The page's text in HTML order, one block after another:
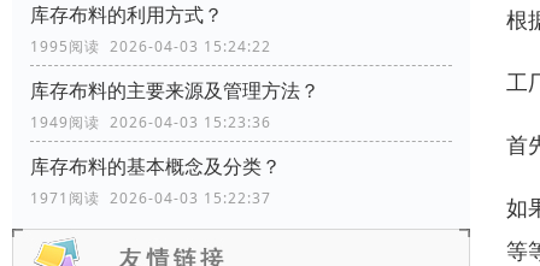
库存布料的利用方式？
1995阅读 2026-04-03 15:24:22
库存布料的主要来源及管理方法？
1949阅读 2026-04-03 15:23:36
库存布料的基本概念及分类？
1971阅读 2026-04-03 15:22:37
根
工
首
如
等